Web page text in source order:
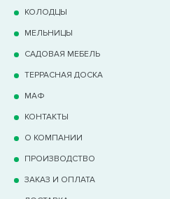
КОЛОДЦЫ
МЕЛЬНИЦЫ
САДОВАЯ МЕБЕЛЬ
ТЕРРАCНАЯ ДОСКА
МАФ
КОНТАКТЫ
О КОМПАНИИ
ПРОИЗВОДСТВО
ЗАКАЗ И ОПЛАТА